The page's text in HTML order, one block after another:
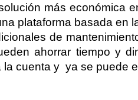
más económica
plataforma basada en
de
ahorrar tiempo y
cuenta y  ya se puede